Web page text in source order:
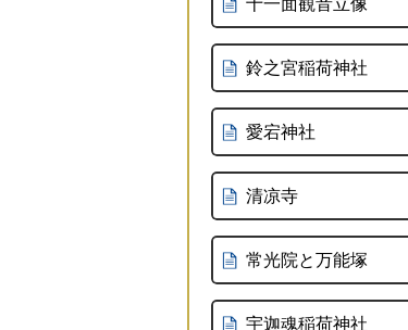
十一面観音立像
鈴之宮稲荷神社
愛宕神社
清凉寺
常光院と万能塚
宇迦魂稲荷神社